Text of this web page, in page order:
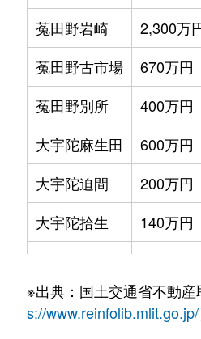
菟田野岩崎
2,300万
菟田野古市場
670万円
菟田野別所
400万円
大宇陀麻生田
600万円
大宇陀迫間
200万円
大宇陀拾生
140万円
榛原あかね台
350万円
※出典：国土交通省不動産
s://www.reinfolib.mlit.go.jp/